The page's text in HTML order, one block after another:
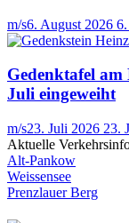
m/s6. August 2026
Gedenktafel
Juli eingeweiht
m/s23. Juli 2026 23.
Aktuelle
Alt-Pankow
Weissensee
Prenzlauer Berg